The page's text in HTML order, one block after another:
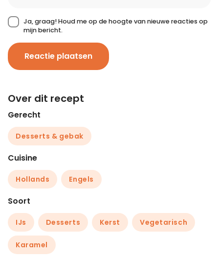
Ja, graag! Houd me op de hoogte van nieuwe reacties op
mijn bericht.
Reactie plaatsen
Over dit recept
Gerecht
Desserts & gebak
Cuisine
Hollands Engels
Soort
IJs Desserts Kerst Vegetarisch
Karamel